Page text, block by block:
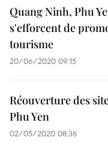
Quang Ninh, Phu
s'efforcent de
tourisme
20/06/2020 09:15
Réouverture des
Phu Yen
02/05/2020 08:36